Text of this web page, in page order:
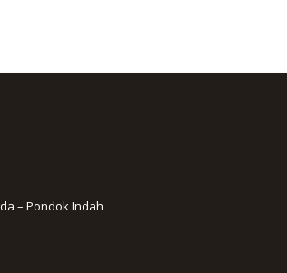
– Pondok Indah